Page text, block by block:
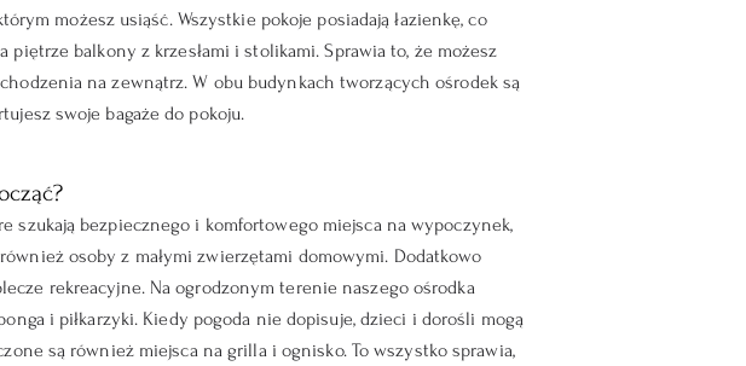
możesz usiąść. Wszystkie pokoje posiadają łazienkę, co
piętrze balkony z krzesłami i stolikami. Sprawia to, że możesz
na zewnątrz. W obu budynkach tworzących ośrodek są
swoje bagaże do pokoju.
szukają bezpiecznego i komfortowego miejsca na wypoczynek,
osoby z małymi zwierzętami domowymi. Dodatkowo
rekreacyjne. Na ogrodzonym terenie naszego ośrodka
i piłkarzyki. Kiedy pogoda nie dopisuje, dzieci i dorośli mogą
są również miejsca na grilla i ognisko. To wszystko sprawia,